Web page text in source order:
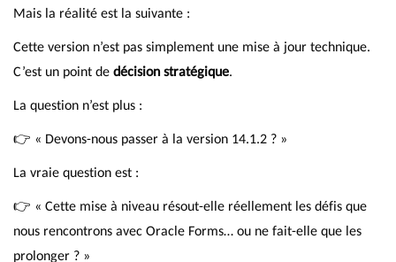
Mais la réalité est la suivante :
Cette version n’est pas simplement une mise à jour technique.
C’est un point de décision stratégique.
La question n’est plus :
👉 « Devons-nous passer à la version 14.1.2 ? »
La vraie question est :
👉 « Cette mise à niveau résout-elle réellement les défis que
nous rencontrons avec Oracle Forms… ou ne fait-elle que les
prolonger ? »